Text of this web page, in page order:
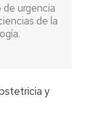
urgencia
de la
y